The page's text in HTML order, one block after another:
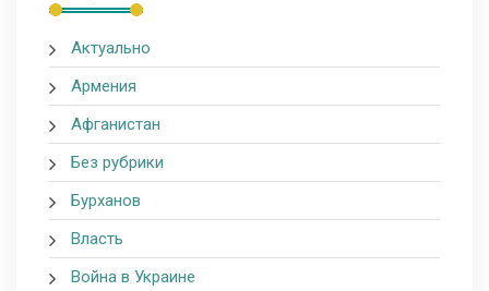
Актуально
Армения
Афганистан
Без рубрики
Бурханов
Власть
Война в Украине